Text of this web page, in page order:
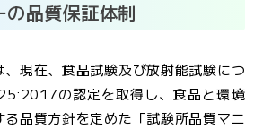
の品質保証体制
現在、食品試験及び放射能試験につ
の認定を取得し、食品と環境
品質方針を定めた「試験所品質マニ